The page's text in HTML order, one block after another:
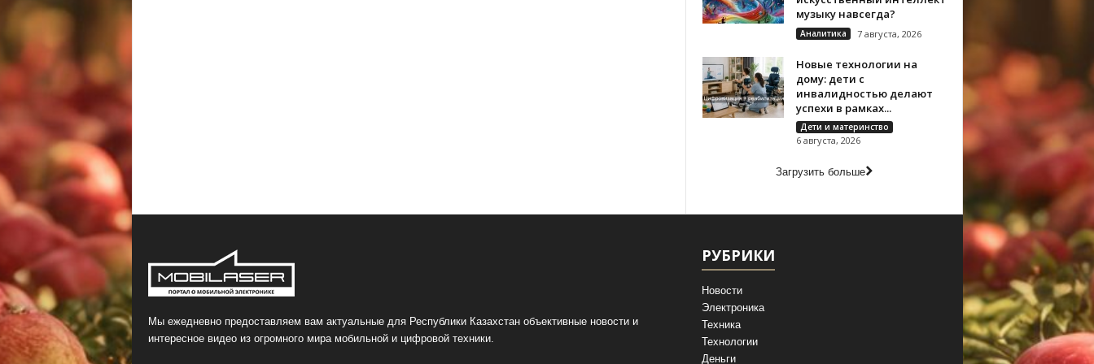
музыку навсегда?
Аналитика 7 августа, 2026
Новые технологии на
дому: дети с
инвалидностью делают
успехи в рамках...
Дети и материнство
6 августа, 2026
Загрузить больше
Мы ежедневно предоставляем вам актуальные для Республики Казахстан объективные новости и
интересное видео из огромного мира мобильной и цифровой техники.
РУБРИКИ
Новости
Электроника
Техника
Технологии
Деньги